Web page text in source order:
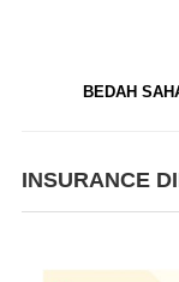
BEDAH
INSURANCE